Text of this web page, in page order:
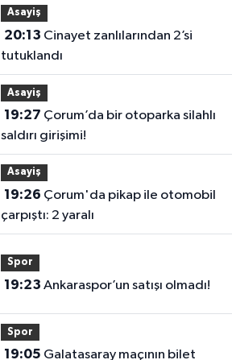
Asayiş
20:13
tutuklandı
Asayiş
19:27
saldırı girişimi!
Asayiş
19:26
çarpıştı: 2 yaralı
Spor
19:23 Ankaraspor’un satışı olmadı!
Spor
19:05